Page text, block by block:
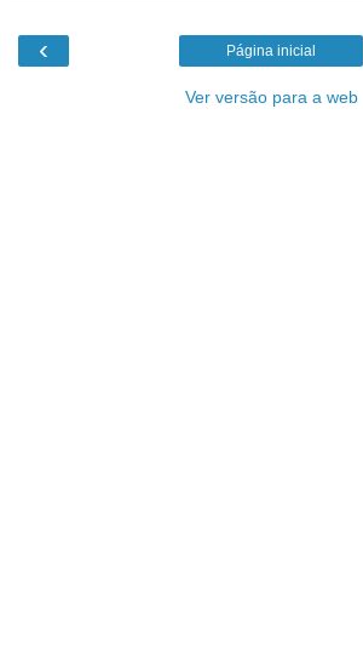
‹ Página inicial
Ver versão para a web